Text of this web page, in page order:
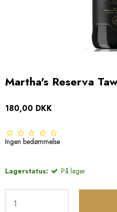
Martha's Reserva
180,00 DKK
Ingen bedømmelse
Lagerstatus: På lager